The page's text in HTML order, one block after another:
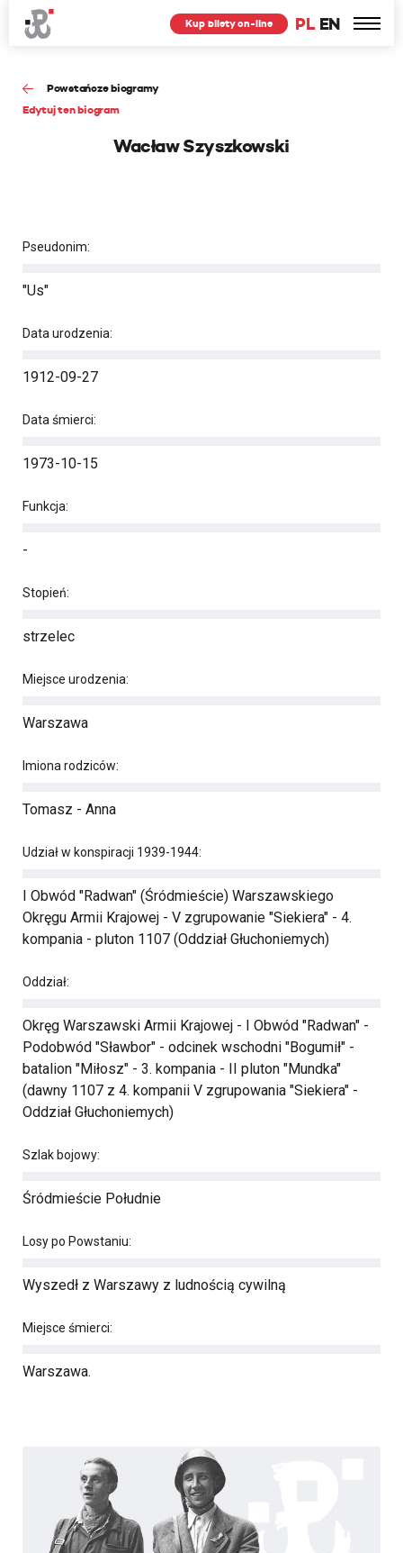
PL EN
Kup bilety on-line
Powstańcze biogramy
Edytuj ten biogram
Wacław Szyszkowski
Pseudonim:
"Us"
Data urodzenia:
1912-09-27
Data śmierci:
1973-10-15
Funkcja:
-
Stopień:
strzelec
Miejsce urodzenia:
Warszawa
Imiona rodziców:
Tomasz - Anna
Udział w konspiracji 1939-1944:
I Obwód "Radwan" (Śródmieście) Warszawskiego
Okręgu Armii Krajowej - V zgrupowanie "Siekiera" - 4.
kompania - pluton 1107 (Oddział Głuchoniemych)
Oddział:
Okręg Warszawski Armii Krajowej - I Obwód "Radwan" -
Podobwód "Sławbor" - odcinek wschodni "Bogumił" -
batalion "Miłosz" - 3. kompania - II pluton "Mundka"
(dawny 1107 z 4. kompanii V zgrupowania "Siekiera" -
Oddział Głuchoniemych)
Szlak bojowy:
Śródmieście Południe
Losy po Powstaniu:
Wyszedł z Warszawy z ludnością cywilną
Miejsce śmierci:
Warszawa.